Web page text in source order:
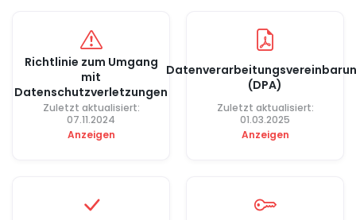
Richtlinie zum Umgang
mit
Datenschutzverletzungen
Zuletzt aktualisiert:
07.11.2024
Anzeigen
(DPA)
Zuletzt aktualisiert:
01.03.2025
Anzeigen